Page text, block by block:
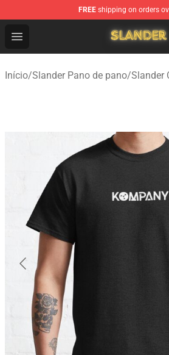
FREE shipping on orders
Open menu
Slander Shop - Official Slander
Início/Slander Pano de pano/Slander